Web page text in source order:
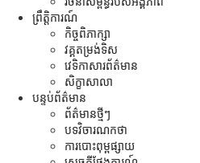
ព្រឹត្តិការណ៍
កិច្ចពិភាក្សា
វគ្គតម្រង់ទិស
វេទិកាសារព័ត៌មាន
សិក្ខាសាលា
បន្ទប់ព័ត៌មាន
ព័ត៌មានថ្មីៗ
បទវិចារណកថា
ការបោះពុម្ពផ្សាយ